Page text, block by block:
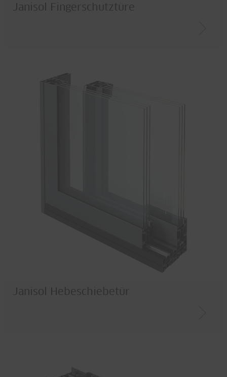
Janisol Fingerschutztüre
Janisol Hebeschiebetür